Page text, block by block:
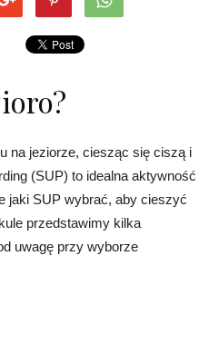
na jeziorze, ciesząc się ciszą i
(SUP) to idealna aktywność
jaki SUP wybrać, aby cieszyć
przedstawimy kilka
uwagę przy wyborze